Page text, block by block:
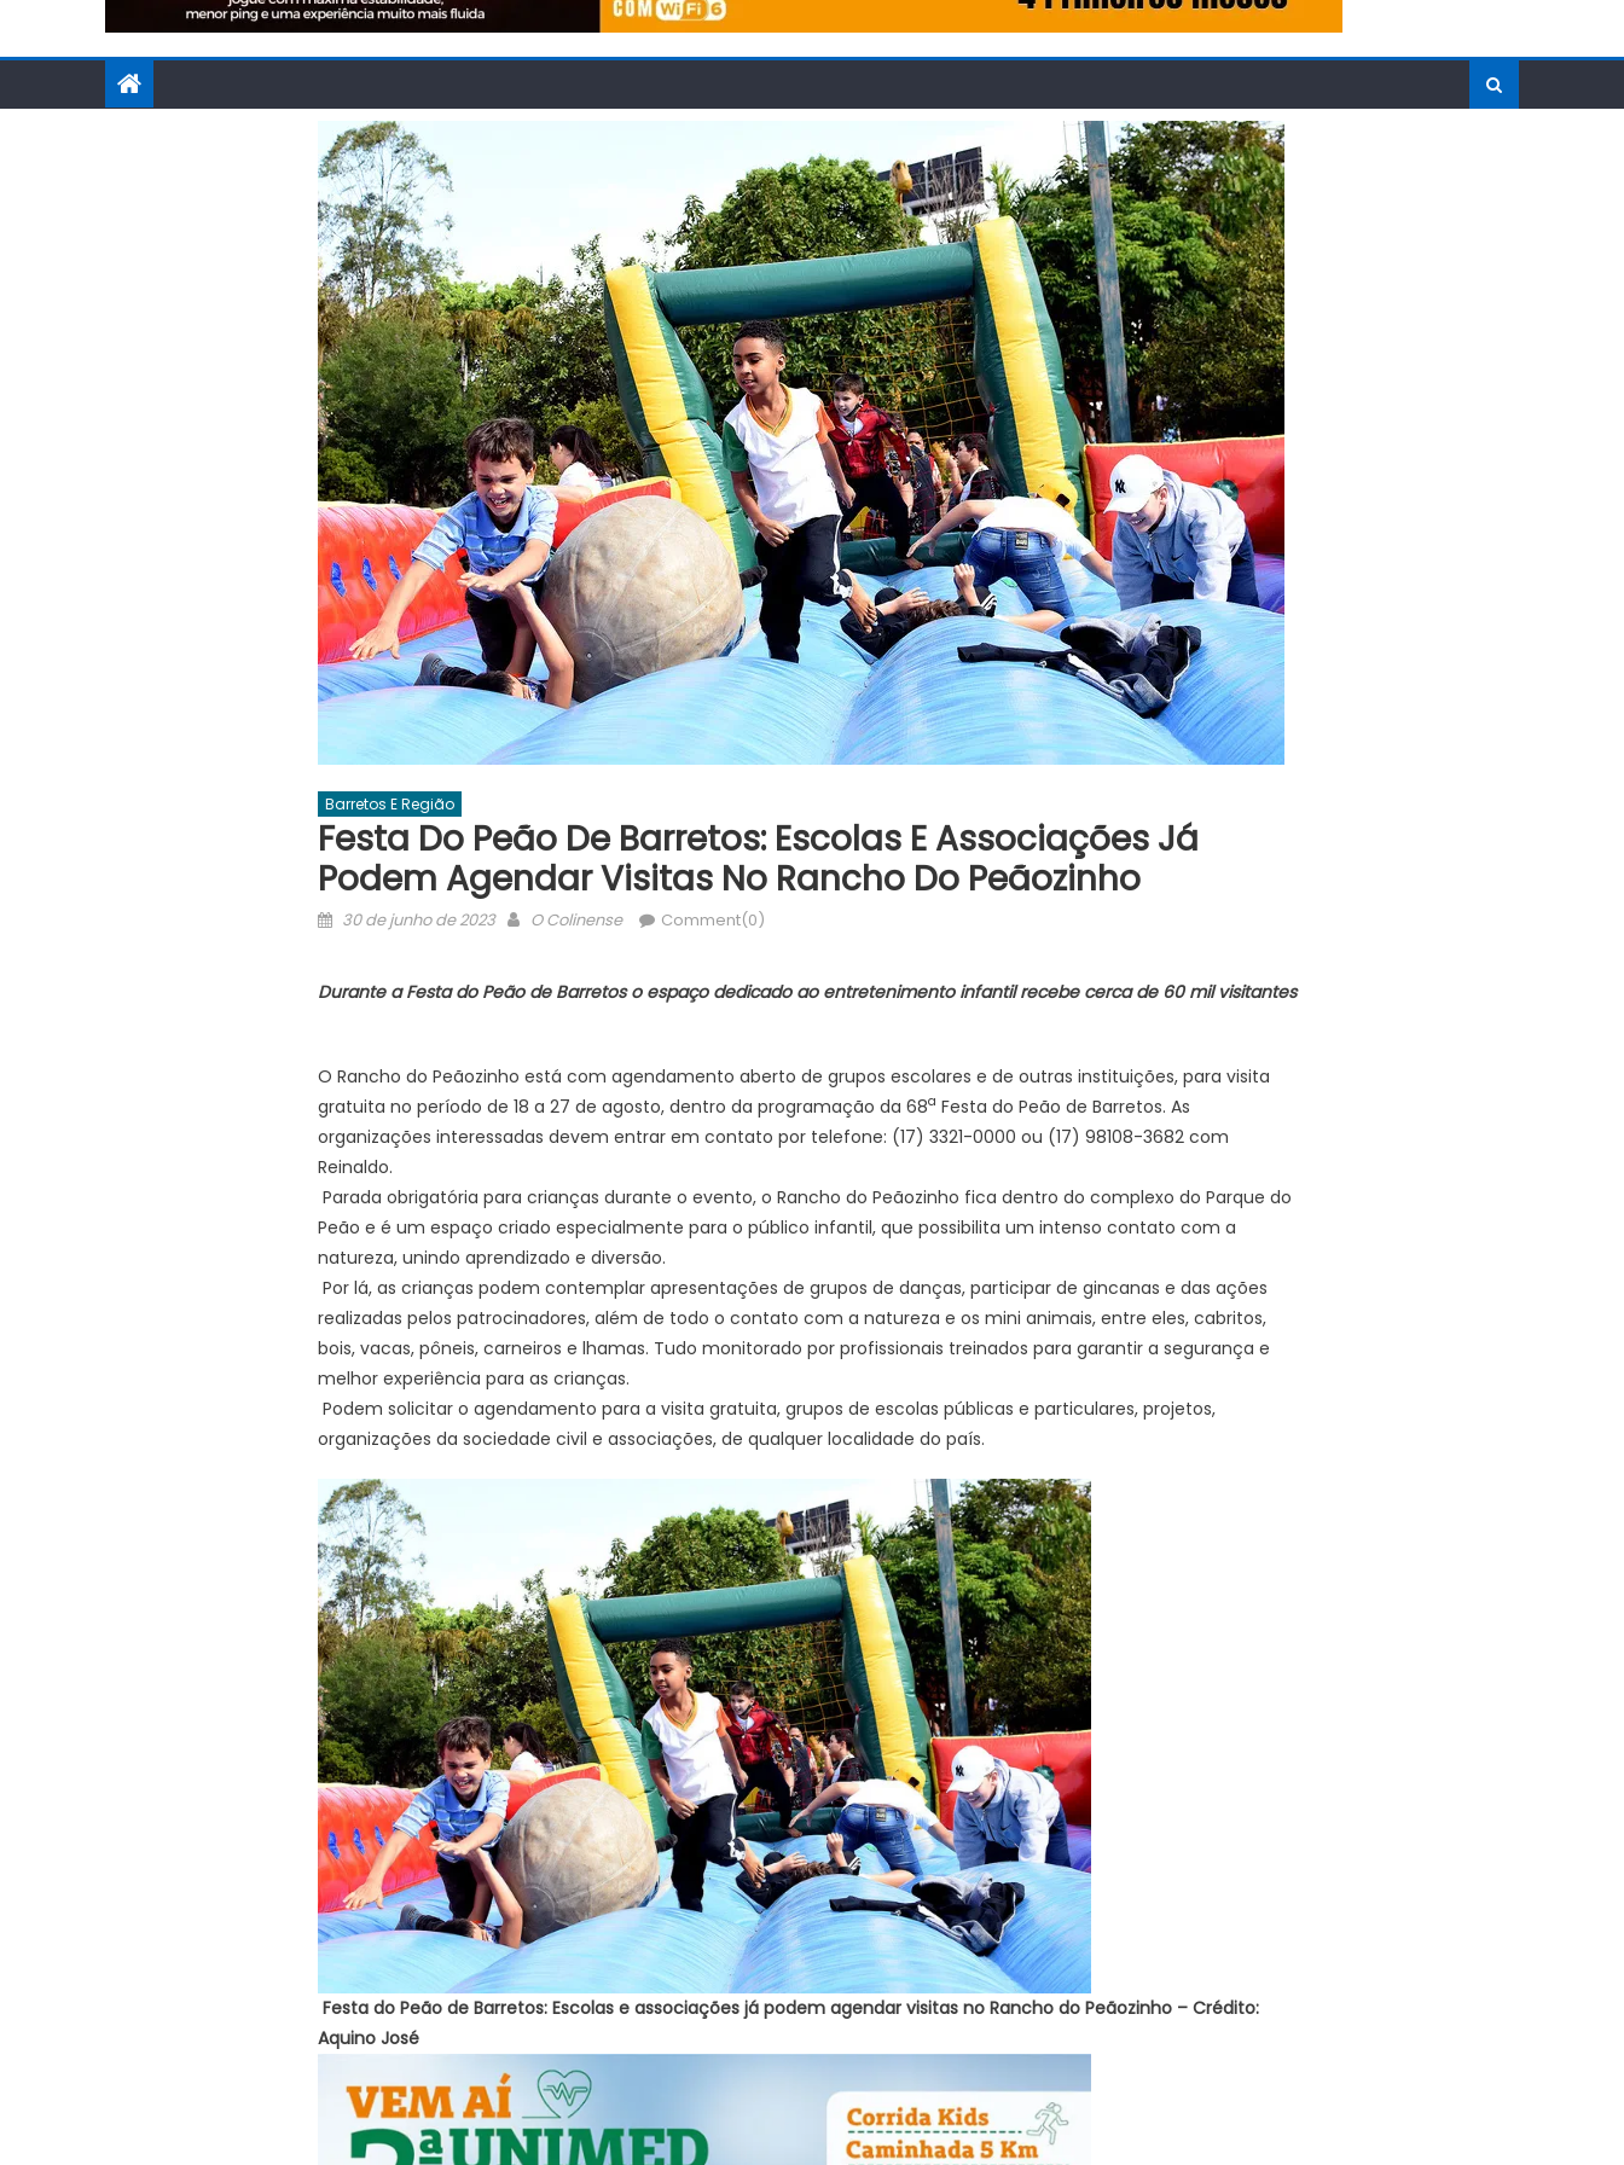
Barretos E Região
Festa Do Peão De Barretos: Escolas E Associações Já
Podem Agendar Visitas No Rancho Do Peãozinho
Posted
30 de junho de 2023 Author
O Colinense Comment(0)
Durante a Festa do Peão de Barretos o espaço dedicado ao entretenimento infantil recebe cerca de 60 mil visitantes
O Rancho do Peãozinho está com agendamento aberto de grupos escolares e de outras instituições, para visita
gratuita no período de 18 a 27 de agosto, dentro da programação da 68a Festa do Peão de Barretos. As
organizações interessadas devem entrar em contato por telefone: (17) 3321-0000 ou (17) 98108-3682 com
Reinaldo.
Parada obrigatória para crianças durante o evento, o Rancho do Peãozinho fica dentro do complexo do Parque do
Peão e é um espaço criado especialmente para o público infantil, que possibilita um intenso contato com a
natureza, unindo aprendizado e diversão.
Por lá, as crianças podem contemplar apresentações de grupos de danças, participar de gincanas e das ações
realizadas pelos patrocinadores, além de todo o contato com a natureza e os mini animais, entre eles, cabritos,
bois, vacas, pôneis, carneiros e lhamas. Tudo monitorado por profissionais treinados para garantir a segurança e
melhor experiência para as crianças.
Podem solicitar o agendamento para a visita gratuita, grupos de escolas públicas e particulares, projetos,
organizações da sociedade civil e associações, de qualquer localidade do país.
Festa do Peão de Barretos: Escolas e associações já podem agendar visitas no Rancho do Peãozinho – Crédito:
Aquino José